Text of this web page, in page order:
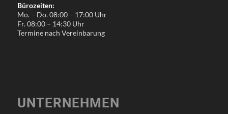
Bürozeiten:
Mo. – Do. 08:00 – 17:00 Uhr
Fr. 08:00 – 14:30 Uhr
Termine nach Vereinbarung
UNTERNEHMEN